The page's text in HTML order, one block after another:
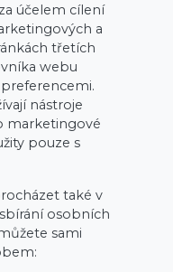
účelem cílení
a
třetích
webu
nástroje
marketingové
pouze s
také v
osobních
sami